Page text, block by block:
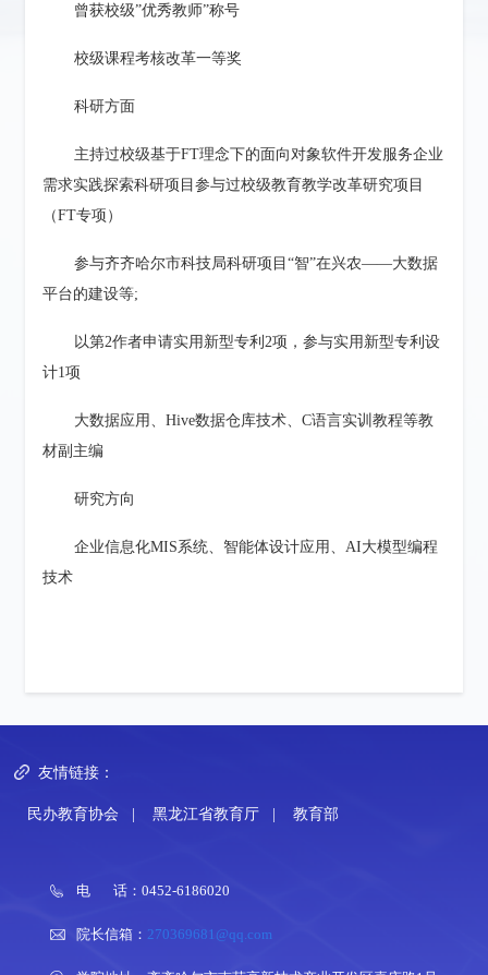
曾获校级”优秀教师”称号
校级课程考核改革一等奖
科研方面
主持过校级基于FT理念下的面向对象软件开发服务企业
需求实践探索科研项目参与过校级教育教学改革研究项目
（FT专项）
参与齐齐哈尔市科技局科研项目“智”在兴农——大数据
平台的建设等;
以第2作者申请实用新型专利2项，参与实用新型专利设
计1项
大数据应用、Hive数据仓库技术、C语言实训教程等教
材副主编
研究方向
企业信息化MIS系统、智能体设计应用、AI大模型编程
技术
友情链接：
民办教育协会 | 黑龙江省教育厅 | 教育部
电 话：0452-6186020
院长信箱： 270369681@qq.com